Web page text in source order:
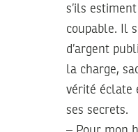
s’ils
coupable. Il
d’argent
la charge,
vérité éclate
ses secrets.